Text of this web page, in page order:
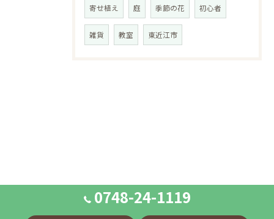
寄せ植え 庭 季節の花 初心者
雑貨 教室 東近江市
0748-24-1119